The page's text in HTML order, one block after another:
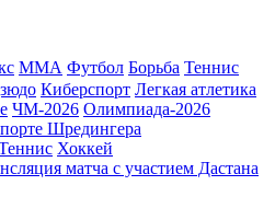
ММА Футбол Борьба Теннис
Киберспорт Легкая атлетика
ЧМ-2026 Олимпиада-2026
Шредингера
Хоккей
матча с участием Дастана